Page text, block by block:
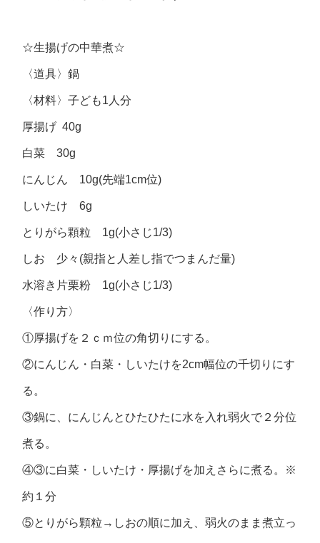
☆生揚げの中華煮☆
〈道具〉鍋
〈材料〉子ども1人分
厚揚げ 40g
白菜 30g
にんじん 10g(先端1cm位)
しいたけ 6g
とりがら顆粒 1g(小さじ1/3)
しお 少々(親指と人差し指でつまんだ量)
水溶き片栗粉 1g(小さじ1/3)
〈作り方〉
①厚揚げを２ｃｍ位の角切りにする。
②にんじん・白菜・しいたけを2cm幅位の千切りにす
る。
③鍋に、にんじんとひたひたに水を入れ弱火で２分位
煮る。
④③に白菜・しいたけ・厚揚げを加えさらに煮る。※
約１分
⑤とりがら顆粒→しおの順に加え、弱火のまま煮立っ